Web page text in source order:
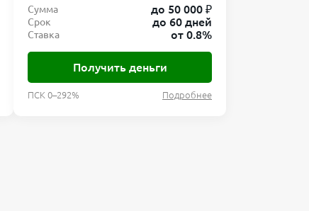
Сумма до 50 000 ₽
Срок до 60 дней
Ставка от 0.8%
Получить деньги
ПСК 0–292% Подробнее